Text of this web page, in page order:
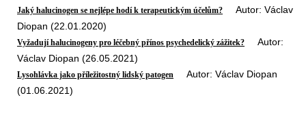
Jaký halucinogen se nejlépe hodí k terapeutickým účelům? Autor: Václav
Diopan (22.01.2020)
Vyžadují halucinogeny pro léčebný přínos psychedelický zážitek? Autor:
Václav Diopan (26.05.2021)
Lysohlávka jako příležitostný lidský patogen
Autor: Václav Diopan
(01.06.2021)